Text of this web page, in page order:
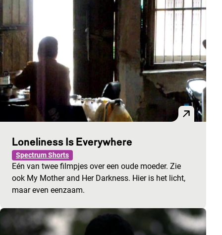
Loneliness Is Everywhere
Spectrum Shorts
Eén van twee filmpjes over een oude moeder. Zie
ook My Mother and Her Darkness. Hier is het licht,
maar even eenzaam.